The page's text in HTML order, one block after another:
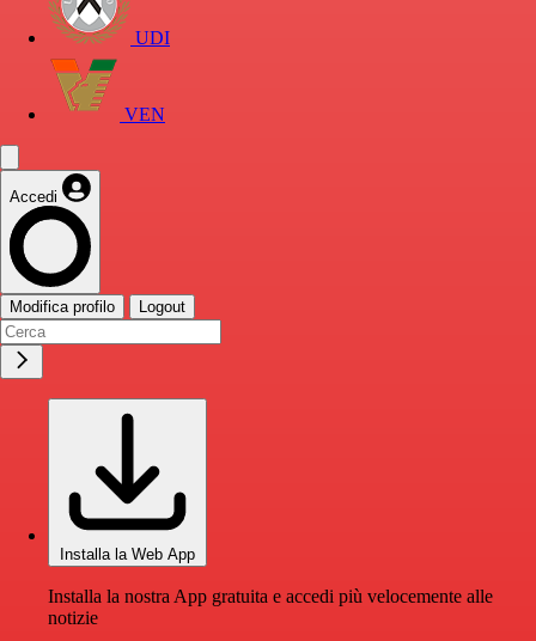
UDI
VEN
Accedi
Modifica profilo Logout
Installa la Web App
Installa la nostra App gratuita e accedi più velocemente alle
notizie